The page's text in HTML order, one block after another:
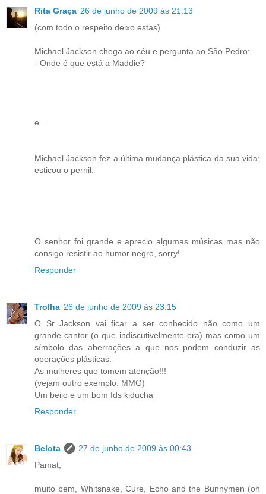
Rita Graça 26 de junho de 2009 às 21:13
(com todo o respeito deixo estas)
Michael Jackson chega ao céu e pergunta ao São Pedro:
- Onde é que está a Maddie?
e...
Michael Jackson fez a última mudança plástica da sua vida:
esticou o pernil.
O senhor foi grande e aprecio algumas músicas mas não
consigo resistir ao humor negro, sorry!
Responder
Trolha 26 de junho de 2009 às 23:15
O Sr Jackson vai ficar a ser conhecido não como um
grande cantor (o que indiscutivelmente era) mas como um
símbolo das aberrações a que nos podem conduzir as
operações plásticas.
As mulheres que tomem atenção!!!
(vejam outro exemplo: MMG)
Um beijo e um bom fds kiducha
Responder
Belota
27 de junho de 2009 às 00:43
Pamat,
muito bem, Whitsnake, Cure, Echo and the Bunnymen (oh